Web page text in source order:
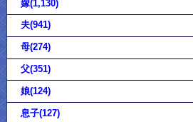
嫁(1,130)
夫(941)
母(274)
父(351)
娘(124)
息子(127)